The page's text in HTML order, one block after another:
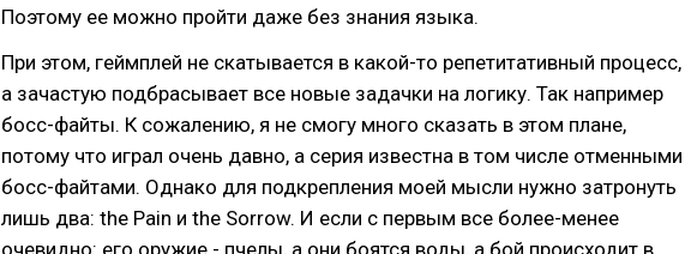
Поэтому ее можно пройти даже без знания языка.
При этом, геймплей не скатывается в какой-то репетитативный процесс,
а зачастую подбрасывает все новые задачки на логику. Так например
босс-файты. К сожалению, я не смогу много сказать в этом плане,
потому что играл очень давно, а серия известна в том числе отменными
босс-файтами. Однако для подкрепления моей мысли нужно затронуть
лишь два: the Pain и the Sorrow. И если с первым все более-менее
очевидно: его оружие - пчелы, а они боятся воды, а бой происходит в